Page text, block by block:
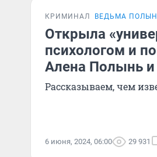
КРИМИНАЛ ВЕДЬМА
Открыла
психологом и
Алена Полынь
Рассказываем, чем
6 июня, 2024, 06:00 29 931